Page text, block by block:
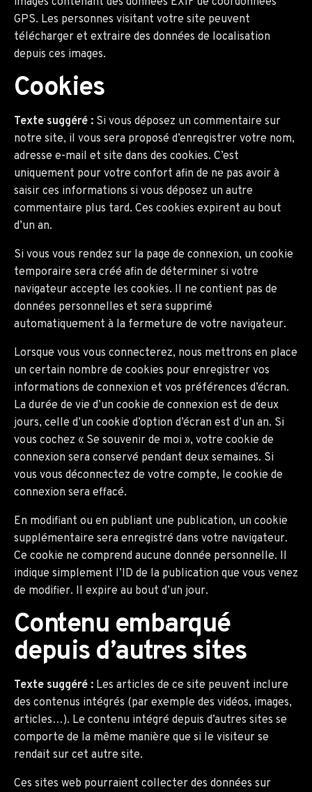
GPS. Les personnes visitant votre site peuvent
télécharger et extraire des données de localisation
depuis ces images.
Cookies
Texte suggéré : Si vous déposez un commentaire sur
notre site, il vous sera proposé d’enregistrer votre nom,
adresse e-mail et site dans des cookies. C’est
uniquement pour votre confort afin de ne pas avoir à
saisir ces informations si vous déposez un autre
commentaire plus tard. Ces cookies expirent au bout
d’un an.
Si vous vous rendez sur la page de connexion, un cookie
temporaire sera créé afin de déterminer si votre
navigateur accepte les cookies. Il ne contient pas de
données personnelles et sera supprimé
automatiquement à la fermeture de votre navigateur.
Lorsque vous vous connecterez, nous mettrons en place
un certain nombre de cookies pour enregistrer vos
informations de connexion et vos préférences d’écran.
La durée de vie d’un cookie de connexion est de deux
jours, celle d’un cookie d’option d’écran est d’un an. Si
vous cochez « Se souvenir de moi », votre cookie de
connexion sera conservé pendant deux semaines. Si
vous vous déconnectez de votre compte, le cookie de
connexion sera effacé.
En modifiant ou en publiant une publication, un cookie
supplémentaire sera enregistré dans votre navigateur.
Ce cookie ne comprend aucune donnée personnelle. Il
indique simplement l’ID de la publication que vous venez
de modifier. Il expire au bout d’un jour.
Contenu embarqué
depuis d’autres sites
Texte suggéré : Les articles de ce site peuvent inclure
des contenus intégrés (par exemple des vidéos, images,
articles…). Le contenu intégré depuis d’autres sites se
comporte de la même manière que si le visiteur se
rendait sur cet autre site.
Ces sites web pourraient collecter des données sur